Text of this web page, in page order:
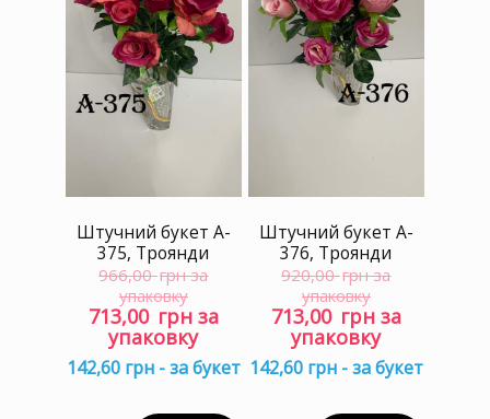
Штучний букет A-
375, Троянди
966,00грн за
упаковку
Оригінальна
ціна:
966,00 грн
за
713,00 грн за
упаковку
Поточна
713,00 грн
за
142,60 грн - за букет
Штучний букет A-
376, Троянди
920,00грн за
упаковку
Оригінальна
ціна:
920,00 грн
за
713,00 грн за
упаковку
142,60 грн - за букет